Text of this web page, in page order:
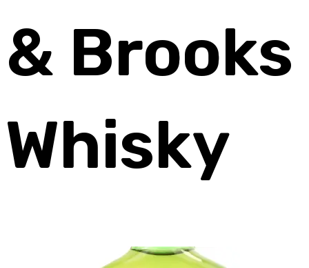
& Brooks
Whisky